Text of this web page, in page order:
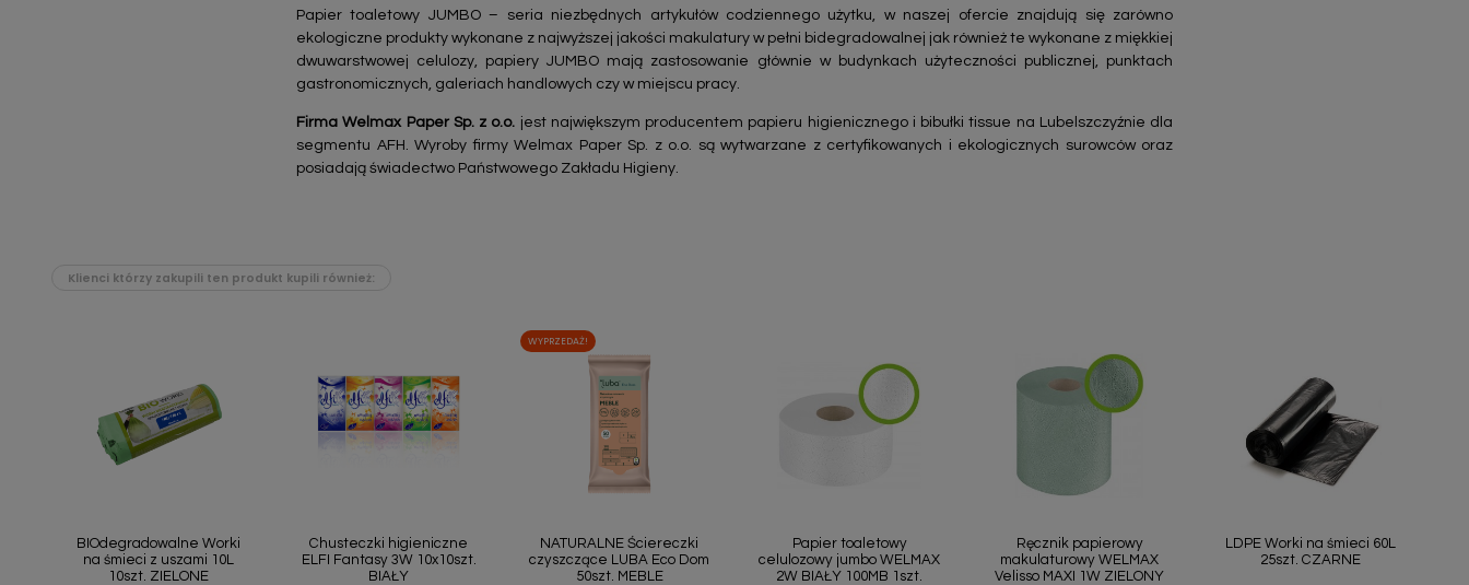
Papier toaletowy JUMBO – seria niezbędnych artykułów codziennego użytku, w naszej ofercie znajdują się zarówno
ekologiczne produkty wykonane z najwyższej jakości makulatury w pełni bidegradowalnej jak również te wykonane z miękkiej
dwuwarstwowej celulozy, papiery JUMBO mają zastosowanie głównie w budynkach użyteczności publicznej, punktach
gastronomicznych, galeriach handlowych czy w miejscu pracy.
FirmaWelmax Paper Sp. z o.o. jest największym producentem papieru higienicznego i bibułki tissue na Lubelszczyźnie dla
segmentu AFH. Wyroby firmy Welmax Paper Sp. z o.o. są wytwarzane z certyfikowanych i ekologicznych surowców oraz
posiadają świadectwo Państwowego Zakładu Higieny.
Klienci którzy zakupili ten produkt kupili również:
BIOdegradowalne Worki
na śmieci z uszami 10L
10szt. ZIELONE
Chusteczki higieniczne
ELFI Fantasy 3W 10x10szt.
BIAŁY
NATURALNE Ściereczki
czyszczące LUBA Eco Dom
50szt. MEBLE
WYPRZEDAŻ!
Papier toaletowy
celulozowy jumbo WELMAX
2W BIAŁY 100MB 1szt.
Ręcznik papierowy
makulaturowy WELMAX
Velisso MAXI 1W ZIELONY
LDPE Worki na śmieci 60L
25szt. CZARNE